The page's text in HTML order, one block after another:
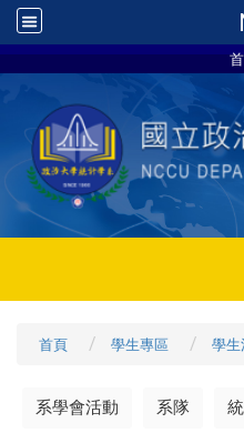
首頁 學生專區 學生
系學會活動 系隊